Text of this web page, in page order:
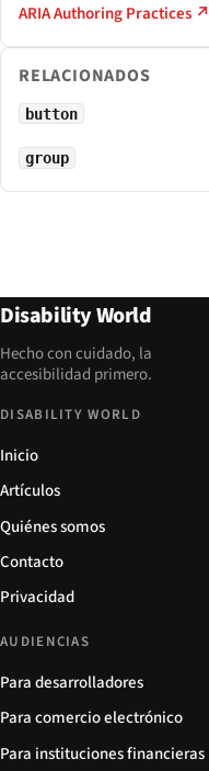
ARIA Authoring Practices ↗
RELACIONADOS
button
group
Disability World
Hecho con cuidado, la
accesibilidad primero.
DISABILITY WORLD
Inicio
Artículos
Quiénes somos
Contacto
Privacidad
AUDIENCIAS
Para desarrolladores
Para comercio electrónico
Para instituciones financieras